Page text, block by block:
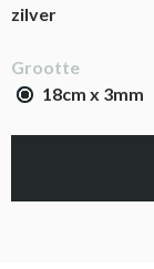
zilver
Grootte
18cm x 3mm